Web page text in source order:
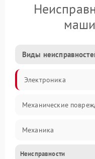
Виды
Электроника
Механические
Механика
Электропитание
Неисправности